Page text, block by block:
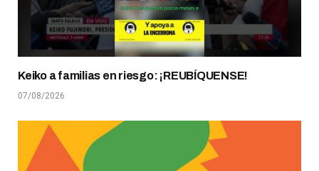
Keiko a familias en riesgo: ¡REUBÍQUENSE!
07/08/2026